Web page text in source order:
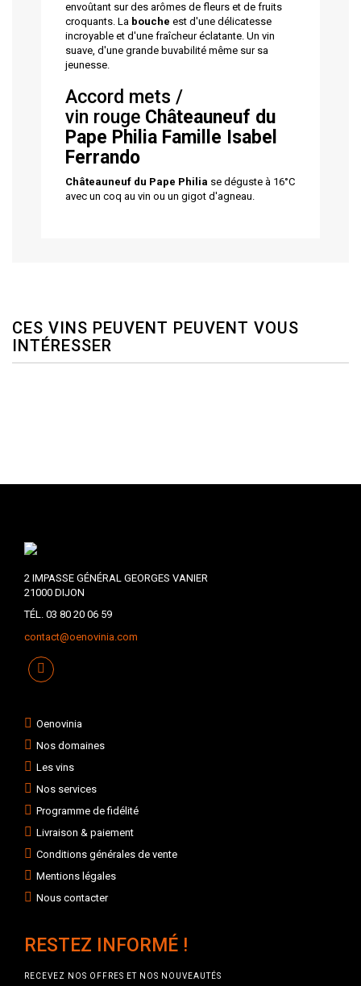
envoûtant sur des arômes de fleurs et de fruits
croquants. La bouche est d'une délicatesse
incroyable et d'une fraîcheur éclatante. Un vin
suave, d'une grande buvabilité même sur sa
jeunesse.
Accord mets /
vin rouge Châteauneuf du
Pape PhiliaFamille Isabel
Ferrando
Châteauneuf du Pape Philia se déguste à 16°C
avec un coq au vin ou un gigot d'agneau.
CES VINS PEUVENT PEUVENT VOUS
INTÉRESSER
2 IMPASSE GÉNÉRAL GEORGES VANIER
21000 DIJON
TÉL. 03 80 20 06 59
contact@oenovinia.com
Oenovinia
Nos domaines
Les vins
Nos services
Programme de fidélité
Livraison & paiement
Conditions générales de vente
Mentions légales
Nous contacter
RESTEZ INFORMÉ !
RECEVEZ NOS OFFRES ET NOS NOUVEAUTÉS